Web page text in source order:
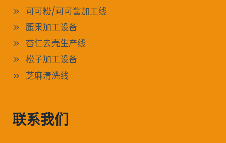
可可粉/可可酱加工线
腰果加工设备
杏仁去壳生产线
松子加工设备
芝麻清洗线
联系我们